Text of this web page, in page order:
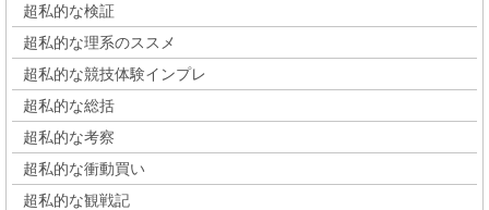
超私的な検証
超私的な理系のススメ
超私的な競技体験インプレ
超私的な総括
超私的な考察
超私的な衝動買い
超私的な観戦記